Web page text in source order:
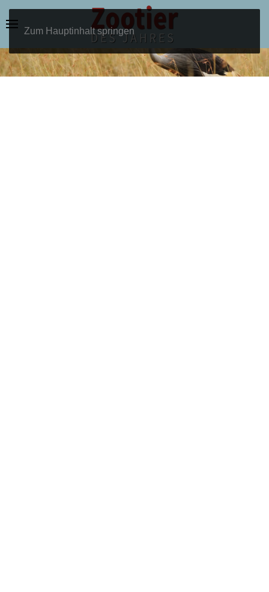
Zum Hauptinhalt springen